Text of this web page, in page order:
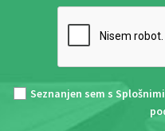
Seznanjen sem s